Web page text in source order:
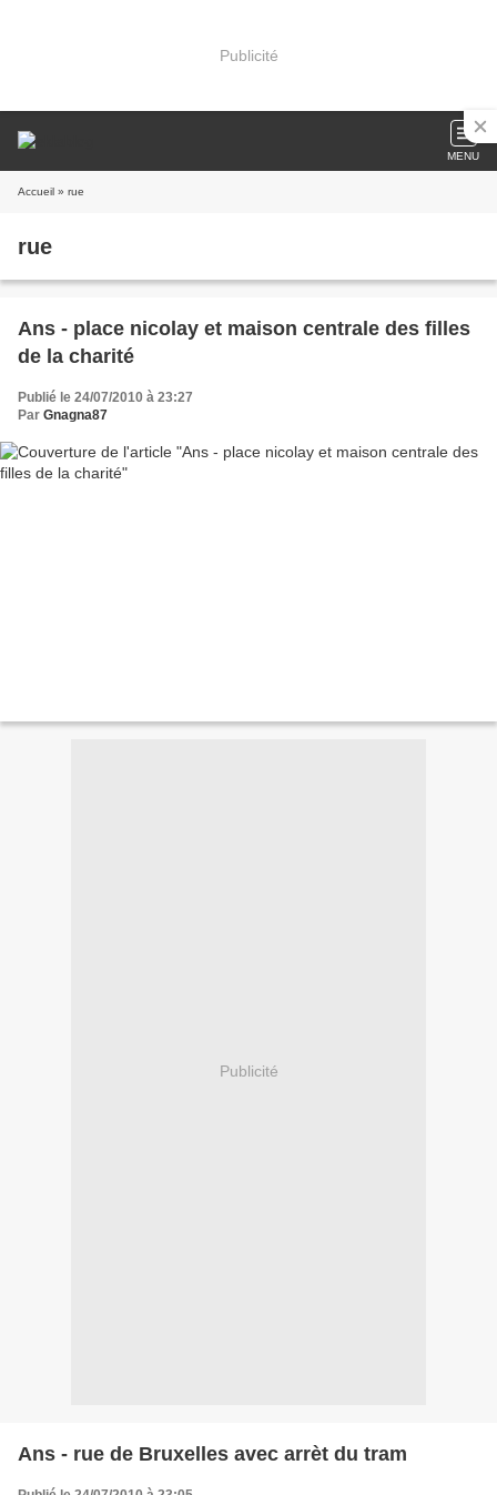
Publicité
MENU
Accueil » rue
rue
Ans - place nicolay et maison centrale des filles
de la charité
Publié le 24/07/2010 à 23:27
Par Gnagna87
Publicité
Ans - rue de Bruxelles avec arrèt du tram